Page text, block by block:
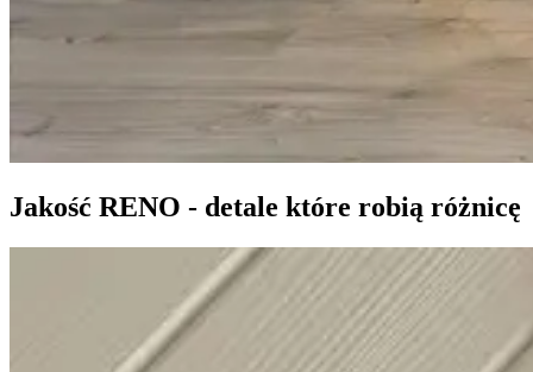
Jakość RENO - detale które robią różnicę